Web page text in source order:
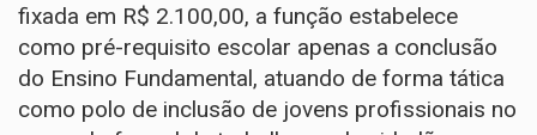
fixada em R$ 2.100,00, a função estabelece
como pré-requisito escolar apenas a conclusão
do Ensino Fundamental, atuando de forma tática
como polo de inclusão de jovens profissionais no